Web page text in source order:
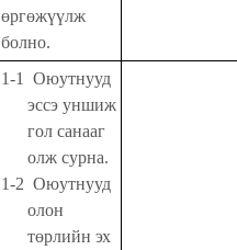
өргөжүүлж
болно.
1-1
Оюутнууд
эссэ уншиж
гол санааг
олж сурна.
1-2 Оюутнууд
олон
төрлийн эх